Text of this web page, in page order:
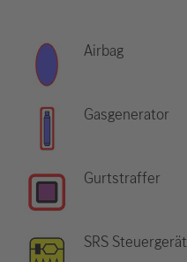
Airbag
Gasgenerator
Gurtstraffer
SRS Steuergerät